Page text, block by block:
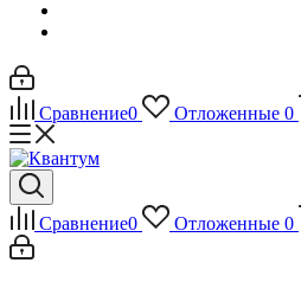
Сравнение0 Отложенные 0
Сравнение0 Отложенные 0